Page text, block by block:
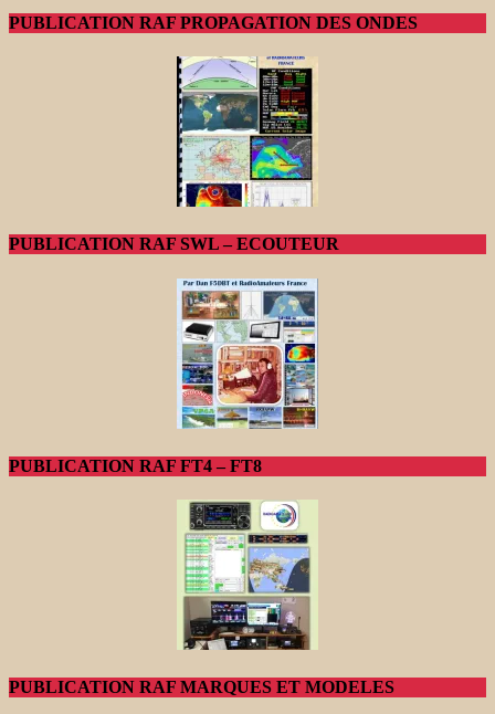
PUBLICATION RAF PROPAGATION DES ONDES
PUBLICATION RAF SWL – ECOUTEUR
PUBLICATION RAF FT4 – FT8
PUBLICATION RAF MARQUES ET MODELES